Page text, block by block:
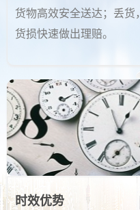
货物高效安全送达；丢货，
货损快速做出理赔。
时效优势